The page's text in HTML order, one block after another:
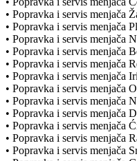
• Popravka i servis menjača
• Popravka i servis menjača
• Popravka i servis menjača
• Popravka i servis menjača
• Popravka i servis menjača
• Popravka i servis menjača
• Popravka i servis menjača
• Popravka i servis menjača
• Popravka i servis menjača
• Popravka i servis menjača
• Popravka i servis menjača
• Popravka i servis menjača